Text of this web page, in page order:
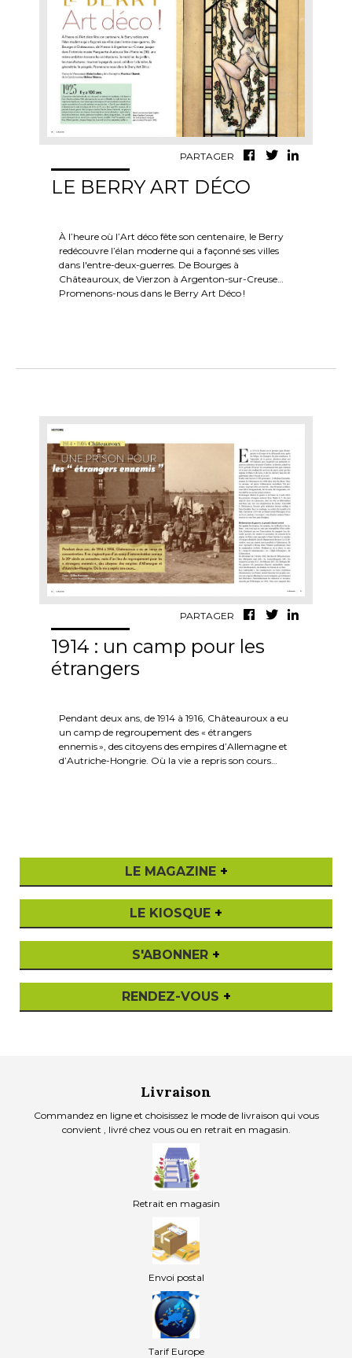
LE MAGAZINE +
LE KIOSQUE +
S'ABONNER +
RENDEZ-VOUS +
LE BERRY ART DÉCO
PARTAGER
À l’heure où l’Art déco fête son centenaire, le Berry
redécouvre l’élan moderne qui a façonné ses villes
dans l'entre-deux-guerres. De Bourges à
Châteauroux, de Vierzon à Argenton-sur-Creuse…
Promenons-nous dans le Berry Art Déco !
1914 : un camp pour les
étrangers
PARTAGER
Pendant deux ans, de 1914 à 1916, Châteauroux a eu
un camp de regroupement des « étrangers
ennemis », des citoyens des empires d’Allemagne et
d’Autriche-Hongrie. Où la vie a repris son cours…
Livraison
Commandez en ligne et choisissez le mode de livraison qui vous
convient , livré chez vous ou en retrait en magasin.
Retrait en magasin
Envoi postal
Tarif Europe